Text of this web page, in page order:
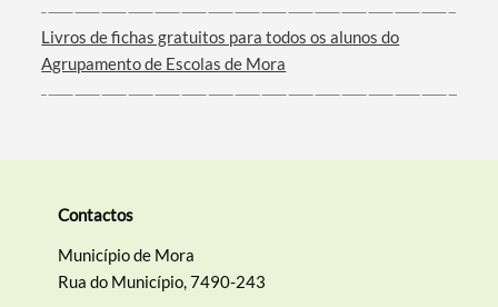
Filtros
Livros de fichas gratuitos para todos os alunos do
Agrupamento de Escolas de Mora
Contactos
Município de Mora
Rua do Município, 7490-243